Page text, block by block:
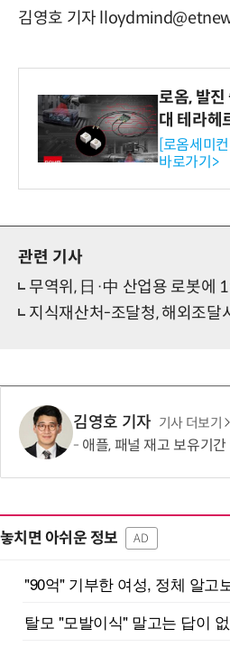
김영호 기자
로옴, 발진
대 테라헤
스 개발
[로옴세미
바로가기>
관련 기사
무역위, 日·中 산업용 로봇에
지식재산처-조달청, 해외조달
김영호 기자 기사 더보기
애플, 패널 재고 보유기간 확대
놓치면 아쉬운 정보 AD